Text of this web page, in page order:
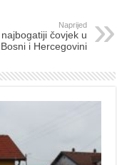
Naprijed
čovjek u
Bosni i Hercegovini